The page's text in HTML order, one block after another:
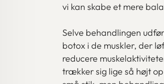
vi kan skabe et mere
Selve behandlingen
botox i de muskler, der
reducere
trækker sig lige så højt